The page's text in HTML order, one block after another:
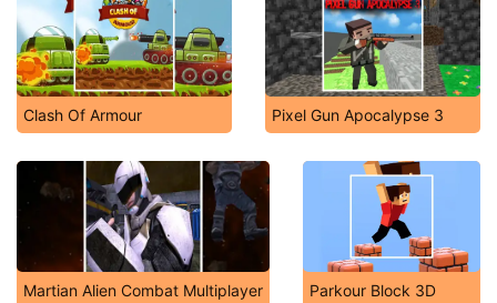
Clash Of Armour Pixel Gun Apocalypse 3
Martian Alien Combat Multiplayer Parkour Block 3D